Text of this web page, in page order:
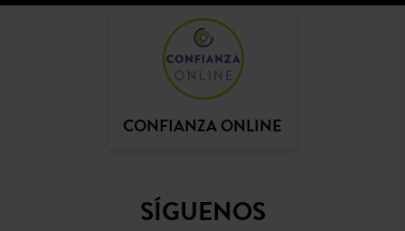
CONFIANZA ONLINE
SÍGUENOS